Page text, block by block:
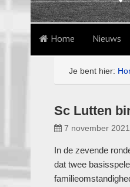
Home Nieuws
Je bent hier:
Sc Lutten
7 november 2021
In de zevende
dat twee